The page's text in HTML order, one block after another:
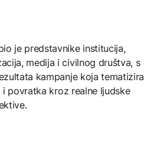
je predstavnike institucija,
medija i civilnog društva, s
kampanje koja tematizira
povratka kroz realne ljudske